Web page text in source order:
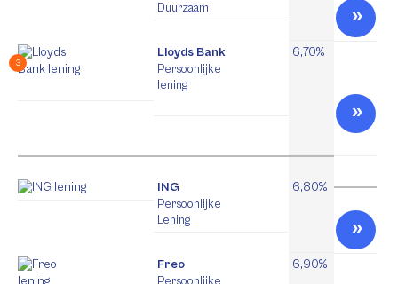
Duurzaam
Lloyds Bank
Persoonlijke
lening
6,70%
ING
Persoonlijke
Lening
6,80%
Freo
6,90%